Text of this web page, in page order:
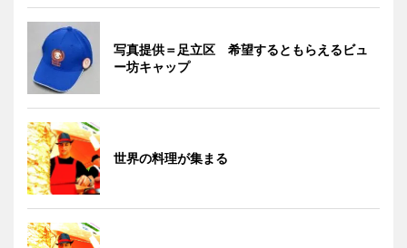
写真提供＝足立区 希望するともらえるビュ
ー坊キャップ
世界の料理が集まる